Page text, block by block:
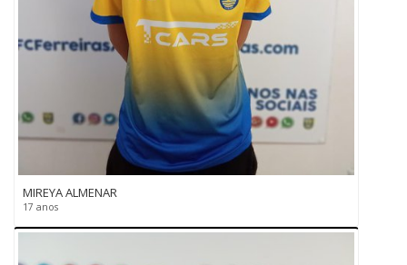
MIREYA ALMENAR
17 anos